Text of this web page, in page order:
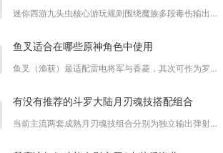
迷你西游九头虫核心游玩规则围绕魔族多段毒伤输出、疯魔叠攻、恃...
鱼叉适合在哪些原神角色中使用
鱼叉（渔获）最适配雷电将军与香菱，其次可作为罗莎莉亚、钟离、...
有没有推荐的斗罗大陆月刃魂技搭配组合
当前主流两套成熟月刃魂技组合分别为独立输出弹射流胧月、弦月击...